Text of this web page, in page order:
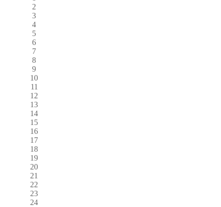
2
3
4
5
6
7
8
9
10
11
12
13
14
15
16
17
18
19
20
21
22
23
24